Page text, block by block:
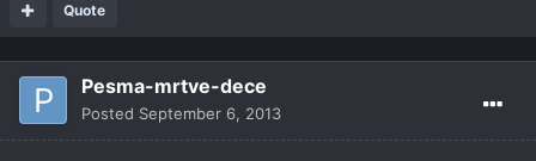
Quote
Pesma-mrtve-dece
Posted September 6, 2013